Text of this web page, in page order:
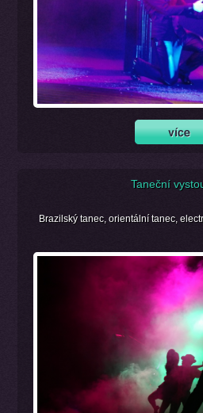
Taneční
Brazilský tanec, orientální tanec,